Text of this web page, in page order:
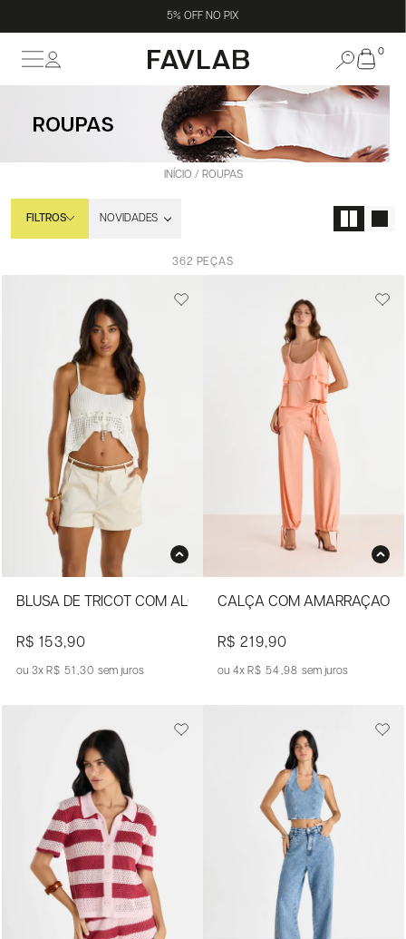
5% OFF NO PIX
0
ROUPAS
INÍCIO ROUPAS
FILTROS
362 PEÇAS
BLUSA DE TRICOT COM ALÇAS FINAS E VAZADOS
R$ 153,90
3x R$ 51,30sem juros
CALÇA COM AMARRAÇÃO
R$ 219,90
4x R$ 54,98sem juros